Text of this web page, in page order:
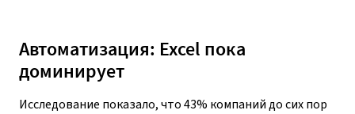
Автоматизация: Excel пока
доминирует
Исследование показало, что 43% компаний до сих пор